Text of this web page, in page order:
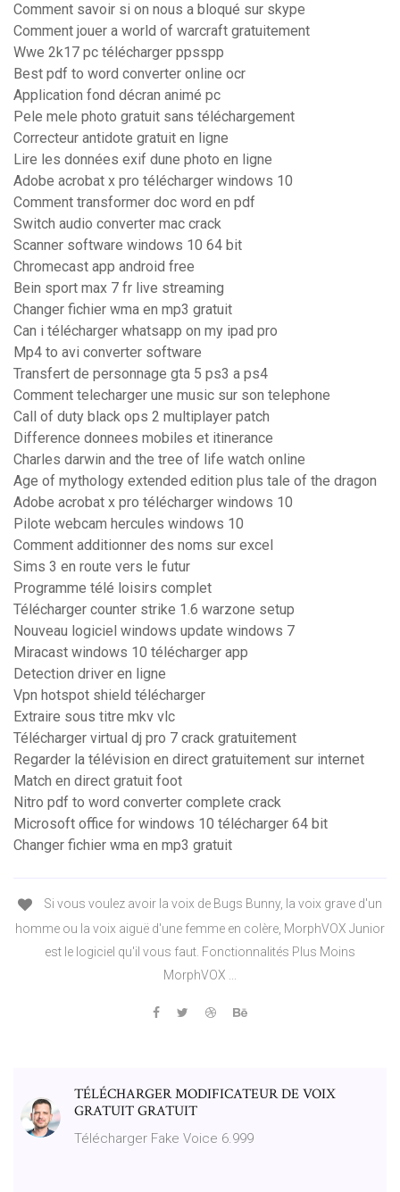
Comment savoir si on nous a bloqué sur skype
Comment jouer a world of warcraft gratuitement
Wwe 2k17 pc télécharger ppsspp
Best pdf to word converter online ocr
Application fond décran animé pc
Pele mele photo gratuit sans téléchargement
Correcteur antidote gratuit en ligne
Lire les données exif dune photo en ligne
Adobe acrobat x pro télécharger windows 10
Comment transformer doc word en pdf
Switch audio converter mac crack
Scanner software windows 10 64 bit
Chromecast app android free
Bein sport max 7 fr live streaming
Changer fichier wma en mp3 gratuit
Can i télécharger whatsapp on my ipad pro
Mp4 to avi converter software
Transfert de personnage gta 5 ps3 a ps4
Comment telecharger une music sur son telephone
Call of duty black ops 2 multiplayer patch
Difference donnees mobiles et itinerance
Charles darwin and the tree of life watch online
Age of mythology extended edition plus tale of the dragon
Adobe acrobat x pro télécharger windows 10
Pilote webcam hercules windows 10
Comment additionner des noms sur excel
Sims 3 en route vers le futur
Programme télé loisirs complet
Télécharger counter strike 1.6 warzone setup
Nouveau logiciel windows update windows 7
Miracast windows 10 télécharger app
Detection driver en ligne
Vpn hotspot shield télécharger
Extraire sous titre mkv vlc
Télécharger virtual dj pro 7 crack gratuitement
Regarder la télévision en direct gratuitement sur internet
Match en direct gratuit foot
Nitro pdf to word converter complete crack
Microsoft office for windows 10 télécharger 64 bit
Changer fichier wma en mp3 gratuit
Si vous voulez avoir la voix de Bugs Bunny, la voix grave d'un
homme ou la voix aiguë d'une femme en colère, MorphVOX Junior
est le logiciel qu'il vous faut. Fonctionnalités Plus Moins
MorphVOX ...
TÉLÉCHARGER MODIFICATEUR DE VOIX
GRATUIT GRATUIT
Télécharger Fake Voice 6.999